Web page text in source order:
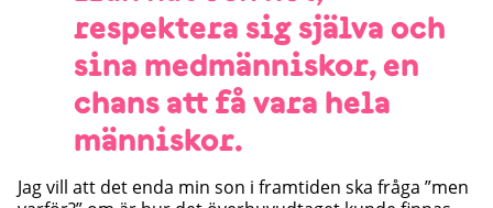
respektera sig själva och
sina medmänniskor, en
chans att få vara hela
människor.
Jag vill att det enda min son i framtiden ska fråga ”men